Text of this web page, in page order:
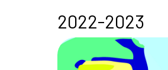
2022-2023